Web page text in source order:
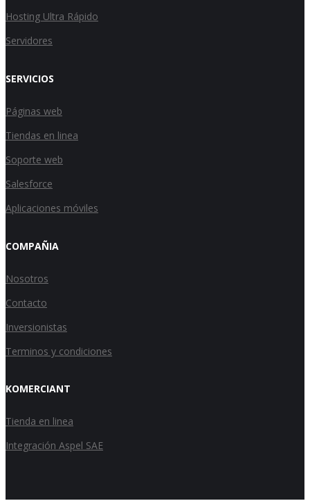
Hosting Ultra Rápido
Servidores
SERVICIOS
Páginas web
Tiendas en linea
Soporte web
Salesforce
Aplicaciones móviles
COMPAÑIA
Nosotros
Contacto
Inversionistas
Terminos y condiciones
KOMERCIANT
Tienda en linea
Integración Aspel SAE